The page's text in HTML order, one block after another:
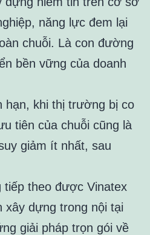
năng lực đem lại
chuỗi. Là con đường
bền vững của doanh
hạn, khi thị trường bị co
tiên của chuỗi cũng là
giảm ít nhất, sau
tiếp theo được Vinatex
xây dựng trong nội tại
giải pháp trọn gói về